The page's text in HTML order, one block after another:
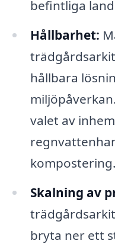
befintliga
Hållbarhet:
hållbara
valet av
kompostering.
Skalning av
bryta ner ett